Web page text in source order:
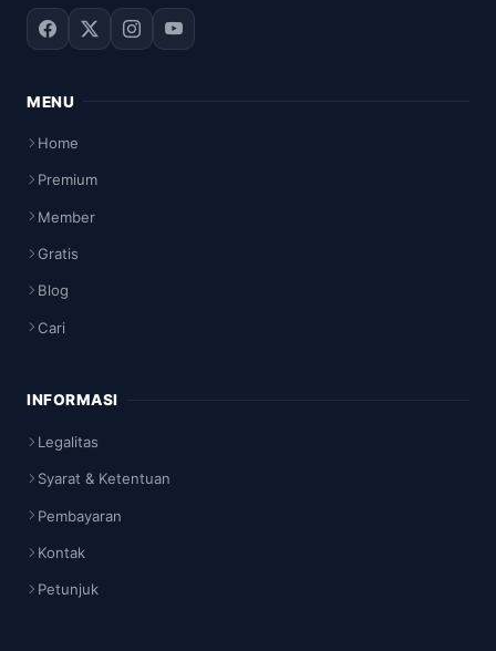
MENU
Home
Premium
Member
Gratis
Blog
Cari
INFORMASI
Legalitas
Syarat & Ketentuan
Pembayaran
Kontak
Petunjuk